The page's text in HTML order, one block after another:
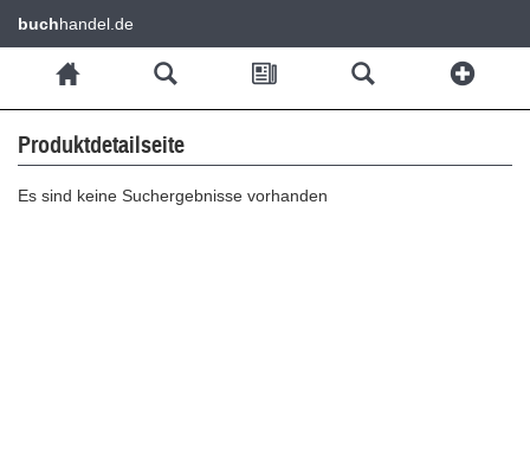
buchhandel.de
Produktdetailseite
Es sind keine Suchergebnisse vorhanden